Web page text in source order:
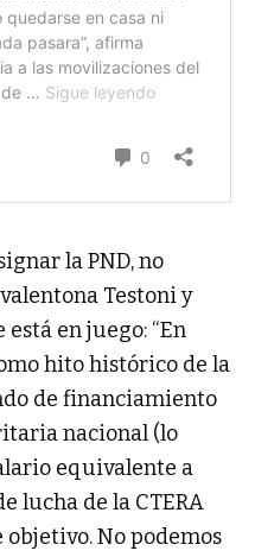
la PND, no
Testoni y
en juego: “En
hito histórico de la
de financiamiento
nacional (lo
equivalente a
lucha de la CTERA
No podemos